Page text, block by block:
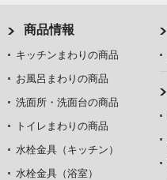
商品情報
キッチンまわりの商品
お風呂まわりの商品
洗面所・洗面台の商品
トイレまわりの商品
水栓金具（キッチン）
水栓金具（浴室）